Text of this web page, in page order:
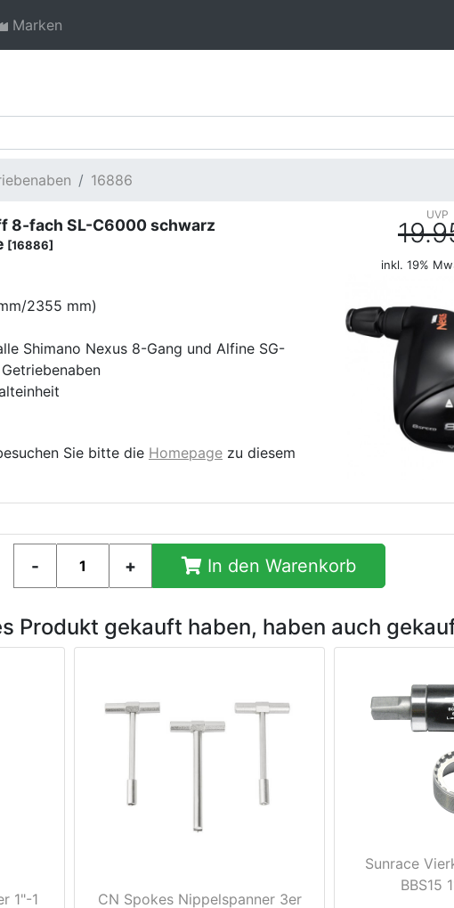
Marken
16886
8-fach SL-C6000 schwarz
[16886]
inkl. 19%
2355 mm)
Shimano Nexus 8-Gang und Alfine SG-
Sie bitte die Homepage zu diesem
In den Warenkorb
Produkt gekauft haben, haben auch
1"-1
CN Spokes Nippelspanner 3er
Sunrace
BBS15